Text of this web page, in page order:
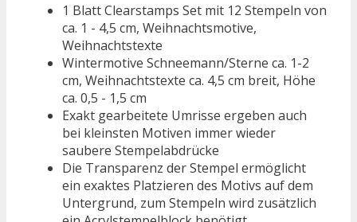
1 Blatt Clearstamps Set mit 12 Stempeln von
ca. 1 - 4,5 cm, Weihnachtsmotive,
Weihnachtstexte
Wintermotive Schneemann/Sterne ca. 1-2
cm, Weihnachtstexte ca. 4,5 cm breit, Höhe
ca. 0,5 - 1,5 cm
Exakt gearbeitete Umrisse ergeben auch
bei kleinsten Motiven immer wieder
saubere Stempelabdrücke
Die Transparenz der Stempel ermöglicht
ein exaktes Platzieren des Motivs auf dem
Untergrund, zum Stempeln wird zusätzlich